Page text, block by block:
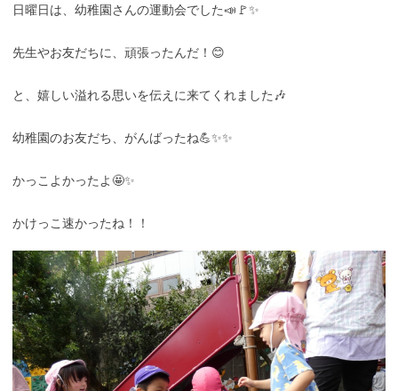
日曜日は、幼稚園さんの運動会でした📣🚩✨
先生やお友だちに、頑張ったんだ！😊
と、嬉しい溢れる思いを伝えに来てくれました🎶
幼稚園のお友だち、がんばったね💪✨✨
かっこよかったよ🤩✨
かけっこ速かったね！！